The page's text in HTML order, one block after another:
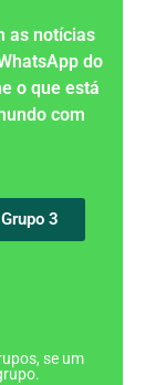
as notícias
do
o que está
com
Grupo 3
se um